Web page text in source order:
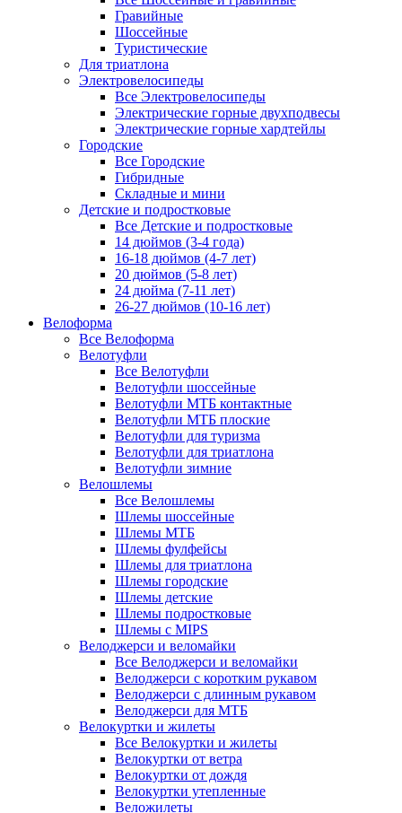
Гравийные
Шоссейные
Туристические
Для триатлона
Электровелосипеды
Все Электровелосипеды
Электрические горные двухподвесы
Электрические горные хардтейлы
Городские
Все Городские
Гибридные
Складные и мини
Детские и подростковые
Все Детские и подростковые
14 дюймов (3-4 года)
16-18 дюймов (4-7 лет)
20 дюймов (5-8 лет)
24 дюйма (7-11 лет)
26-27 дюймов (10-16 лет)
Велоформа
Все Велоформа
Велотуфли
Все Велотуфли
Велотуфли шоссейные
Велотуфли МТБ контактные
Велотуфли МТБ плоские
Велотуфли для туризма
Велотуфли для триатлона
Велотуфли зимние
Велошлемы
Все Велошлемы
Шлемы шоссейные
Шлемы МТБ
Шлемы фулфейсы
Шлемы для триатлона
Шлемы городские
Шлемы детские
Шлемы подростковые
Шлемы с MIPS
Велоджерси и веломайки
Все Велоджерси и веломайки
Велоджерси с коротким рукавом
Велоджерси с длинным рукавом
Велоджерси для МТБ
Велокуртки и жилеты
Все Велокуртки и жилеты
Велокуртки от ветра
Велокуртки от дождя
Велокуртки утепленные
Веложилеты